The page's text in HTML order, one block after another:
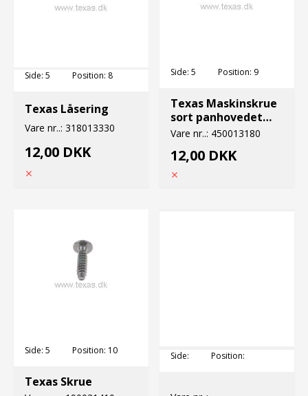
Side: 5 Position: 8
Texas Låsering
Vare nr..: 318013330
12,00 DKK
Side: 5 Position: 9
Texas Maskinskrue
sort panhovedet
5x20
Vare nr..: 450013180
12,00 DKK
Side: 5 Position: 10
Texas Skrue
Side: Position: